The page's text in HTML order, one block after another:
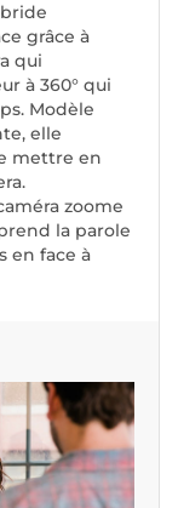
grâce à
qui
à 360° qui
Modèle
elle
mettre en
zoome
la parole
en face à